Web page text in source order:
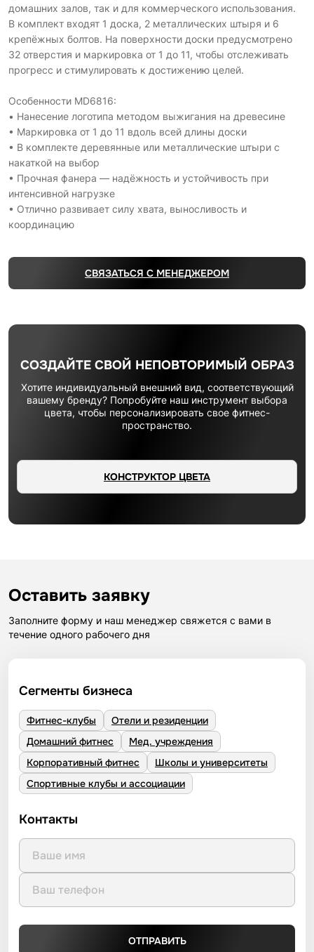
домашних залов, так и для коммерческого использования.
В комплект входят 1 доска, 2 металлических штыря и 6
крепёжных болтов. На поверхности доски предусмотрено
32 отверстия и маркировка от 1 до 11, чтобы отслеживать
прогресс и стимулировать к достижению целей.
Особенности MD6816:
• Нанесение логотипа методом выжигания на древесине
• Маркировка от 1 до 11 вдоль всей длины доски
• В комплекте деревянные или металлические штыри с
накаткой на выбор
• Прочная фанера — надёжность и устойчивость при
интенсивной нагрузке
• Отлично развивает силу хвата, выносливость и
координацию
СВЯЗАТЬСЯ С МЕНЕДЖЕРОМ
СОЗДАЙТЕ СВОЙ НЕПОВТОРИМЫЙ ОБРАЗ
Хотите индивидуальный внешний вид, соответствующий
вашему бренду? Попробуйте наш инструмент выбора
цвета, чтобы персонализировать свое фитнес-
пространство.
КОНСТРУКТОР ЦВЕТА
Оставить заявку
Заполните форму и наш менеджер свяжется с вами в
течение одного рабочего дня
Сегменты бизнеса
Фитнес-клубы
Отели и резиденции
Домашний фитнес
Мед. учреждения
Корпоративный фитнес
Школы и университеты
Спортивные клубы и ассоциации
Контакты
ОТПРАВИТЬ